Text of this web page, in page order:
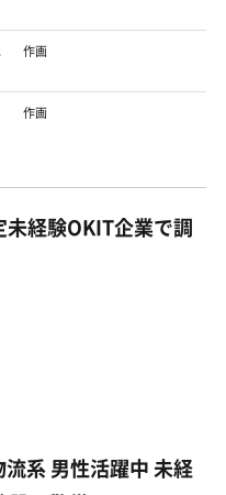
作画
作画
経験OKIT企業で調
系 男性活躍中 未経